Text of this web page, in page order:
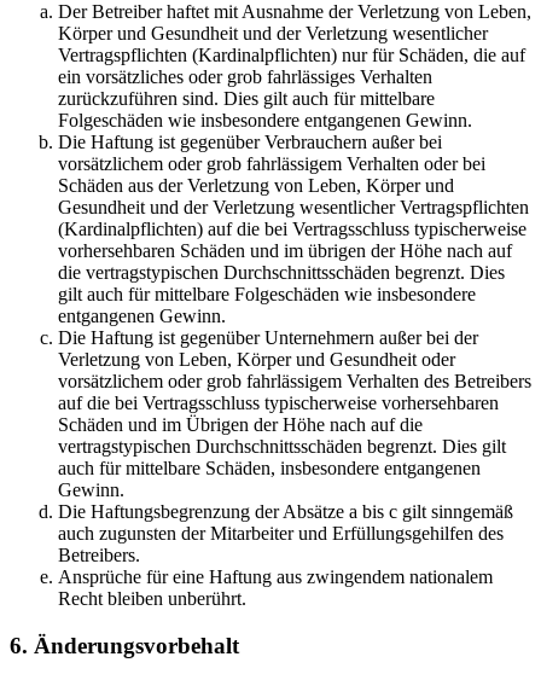
Der Betreiber haftet mit Ausnahme der Verletzung von Leben,
Körper und Gesundheit und der Verletzung wesentlicher
Vertragspflichten (Kardinalpflichten) nur für Schäden, die auf
ein vorsätzliches oder grob fahrlässiges Verhalten
zurückzuführen sind. Dies gilt auch für mittelbare
Folgeschäden wie insbesondere entgangenen Gewinn.
Die Haftung ist gegenüber Verbrauchern außer bei
vorsätzlichem oder grob fahrlässigem Verhalten oder bei
Schäden aus der Verletzung von Leben, Körper und
Gesundheit und der Verletzung wesentlicher Vertragspflichten
(Kardinalpflichten) auf die bei Vertragsschluss typischerweise
vorhersehbaren Schäden und im übrigen der Höhe nach auf
die vertragstypischen Durchschnittsschäden begrenzt. Dies
gilt auch für mittelbare Folgeschäden wie insbesondere
entgangenen Gewinn.
Die Haftung ist gegenüber Unternehmern außer bei der
Verletzung von Leben, Körper und Gesundheit oder
vorsätzlichem oder grob fahrlässigem Verhalten des Betreibers
auf die bei Vertragsschluss typischerweise vorhersehbaren
Schäden und im Übrigen der Höhe nach auf die
vertragstypischen Durchschnittsschäden begrenzt. Dies gilt
auch für mittelbare Schäden, insbesondere entgangenen
Gewinn.
Die Haftungsbegrenzung der Absätze a bis c gilt sinngemäß
auch zugunsten der Mitarbeiter und Erfüllungsgehilfen des
Betreibers.
Ansprüche für eine Haftung aus zwingendem nationalem
Recht bleiben unberührt.
6. Änderungsvorbehalt